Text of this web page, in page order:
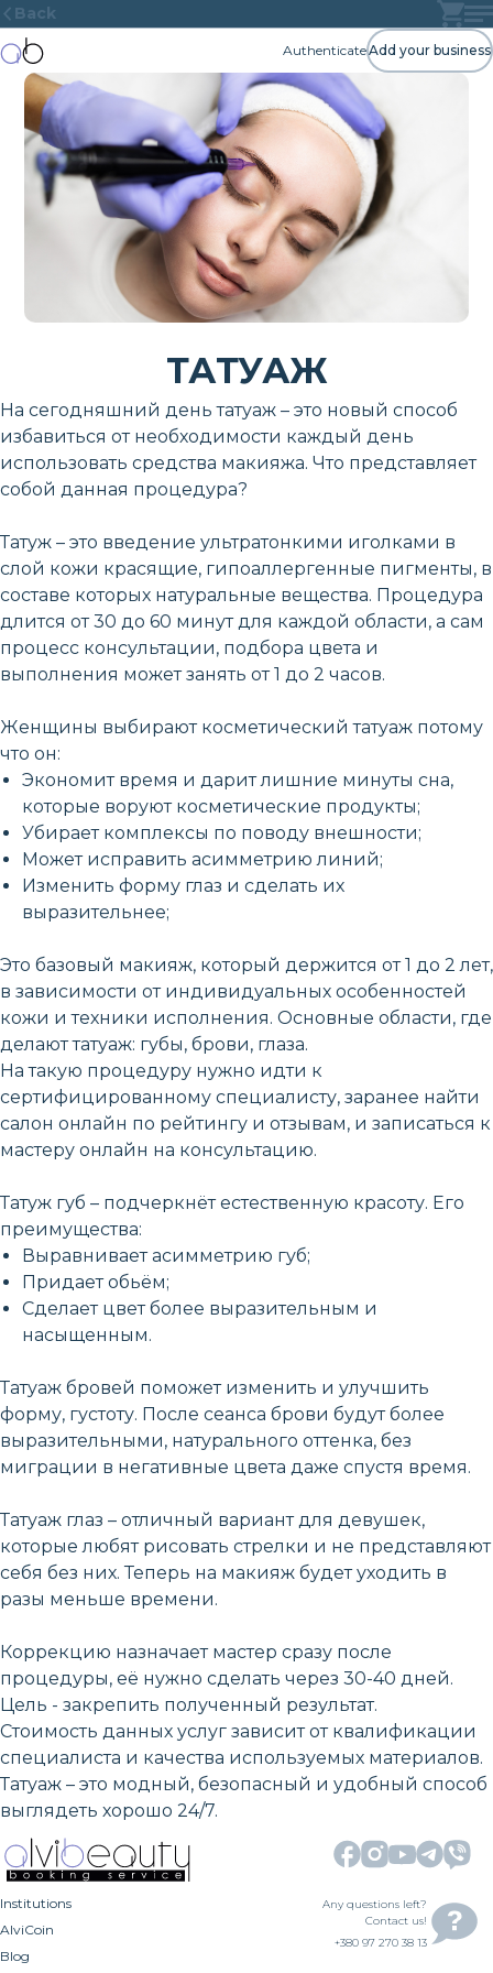
Back
AuthenticateAdd your business
ТАТУАЖ
На сегодняшний день татуаж – это новый способ
избавиться от необходимости каждый день
использовать средства макияжа. Что представляет
собой данная процедура?
Татуж – это введение ультратонкими иголками в
слой кожи красящие, гипоаллергенные пигменты, в
составе которых натуральные вещества. Процедура
длится от 30 до 60 минут для каждой области, а сам
процесс консультации, подбора цвета и
выполнения может занять от 1 до 2 часов.
Женщины выбирают косметический татуаж потому
что он:
Экономит время и дарит лишние минуты сна,
которые воруют косметические продукты;
Убирает комплексы по поводу внешности;
Может исправить асимметрию линий;
Изменить форму глаз и сделать их
выразительнее;
Это базовый макияж, который держится от 1 до 2 лет,
в зависимости от индивидуальных особенностей
кожи и техники исполнения. Основные области, где
делают татуаж: губы, брови, глаза.
На такую процедуру нужно идти к
сертифицированному специалисту, заранее найти
салон онлайн по рейтингу и отзывам, и записаться к
мастеру онлайн на консультацию.
Татуж губ – подчеркнёт естественную красоту. Его
преимущества:
Выравнивает асимметрию губ;
Придает обьём;
Сделает цвет более выразительным и
насыщенным.
Татуаж бровей поможет изменить и улучшить
форму, густоту. После сеанса брови будут более
выразительными, натурального оттенка, без
миграции в негативные цвета даже спустя время.
Татуаж глаз – отличный вариант для девушек,
которые любят рисовать стрелки и не представляют
себя без них. Теперь на макияж будет уходить в
разы меньше времени.
Коррекцию назначает мастер сразу после
процедуры, её нужно сделать через 30-40 дней.
Цель - закрепить полученный результат.
Стоимость данных услуг зависит от квалификации
специалиста и качества используемых материалов.
Татуаж – это модный, безопасный и удобный способ
выглядеть хорошо 24/7.
Institutions
AlviCoin
Blog
Any questions left?
Contact us!
+380 97 270 38 13